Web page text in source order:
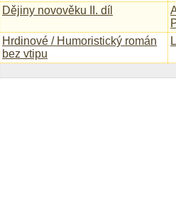
Dějiny novověku II. díl
Hrdinové / Humoristický román
bez vtipu